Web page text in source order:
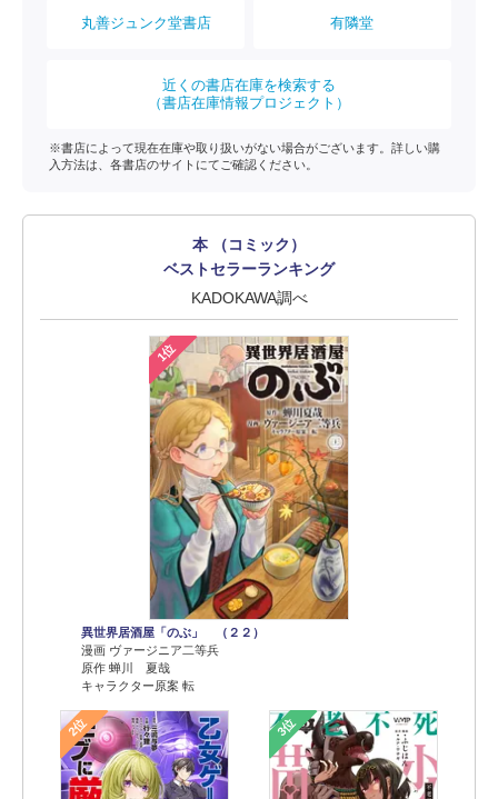
丸善ジュンク堂書店 有隣堂
近くの書店在庫を検索する
（書店在庫情報プロジェクト）
※書店によって現在在庫や取り扱いがない場合がございます。詳しい購
入方法は、各書店のサイトにてご確認ください。
本 （コミック）
ベストセラーランキング
KADOKAWA調べ
1位
異世界居酒屋「のぶ」 （２２）
漫画 ヴァージニア二等兵
原作 蝉川 夏哉
キャラクター原案 転
2位 3位